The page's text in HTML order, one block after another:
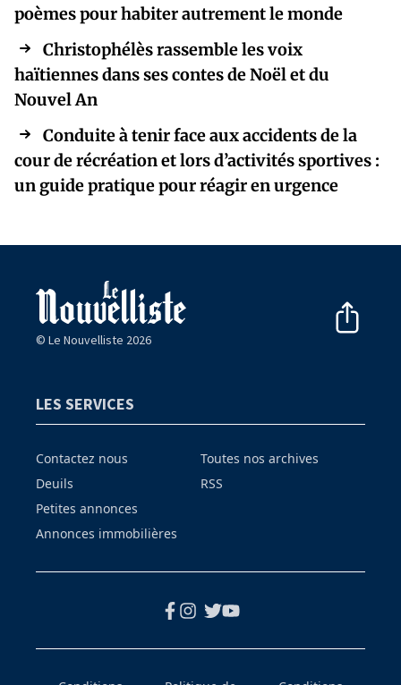
poèmes pour habiter autrement le monde
Christophélès rassemble les voix
haïtiennes dans ses contes de Noël et du
Nouvel An
Conduite à tenir face aux accidents de la
cour de récréation et lors d’activités sportives :
un guide pratique pour réagir en urgence
© Le Nouvelliste 2026
LES SERVICES
Contactez nous
Deuils
Petites annonces
Annonces immobilières
Toutes nos archives
RSS